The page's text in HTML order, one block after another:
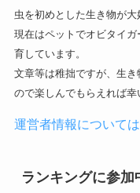
虫を初めとした生き物が大
現在はペットでオビタイ
育しています。
文章等は稚拙ですが、生
ので楽しんでもらえれば幸
運営者情報について
ランキングに参